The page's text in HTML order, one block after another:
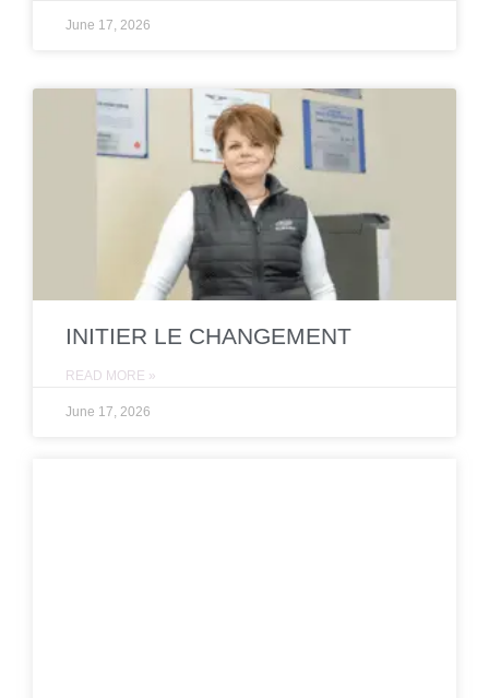
June 17, 2026
INITIER LE CHANGEMENT
READ MORE »
June 17, 2026